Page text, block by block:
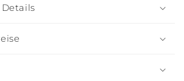
EICHENHOLZ